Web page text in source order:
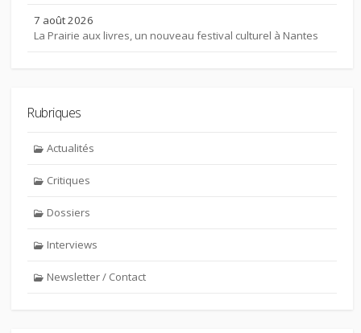
7 août 2026
La Prairie aux livres, un nouveau festival culturel à Nantes
Rubriques
Actualités
Critiques
Dossiers
Interviews
Newsletter / Contact